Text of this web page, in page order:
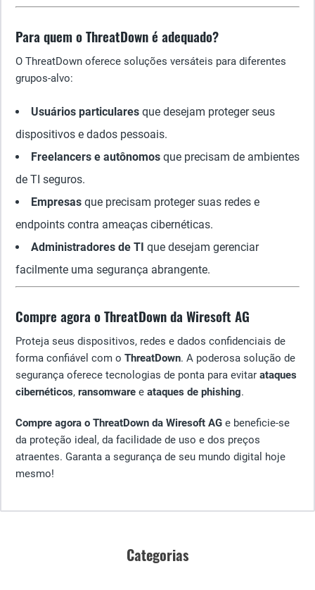
Para quem o ThreatDown é adequado?
O ThreatDown oferece soluções versáteis para diferentes
grupos-alvo:
Usuários particulares que desejam proteger seus
dispositivos e dados pessoais.
Freelancers e autônomos que precisam de ambientes
de TI seguros.
Empresas que precisam proteger suas redes e
endpoints contra ameaças cibernéticas.
Administradores de TI que desejam gerenciar
facilmente uma segurança abrangente.
Compre agora o ThreatDown da Wiresoft AG
Proteja seus dispositivos, redes e dados confidenciais de
forma confiável com o ThreatDown. A poderosa solução de
segurança oferece tecnologias de ponta para evitar ataques
cibernéticos, ransomware e ataques de phishing.
Compre agora o ThreatDown da Wiresoft AG e beneficie-se
da proteção ideal, da facilidade de uso e dos preços
atraentes. Garanta a segurança de seu mundo digital hoje
mesmo!
Categorias